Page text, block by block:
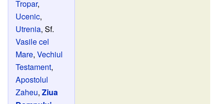
Tropar,
Ucenic,
Utrenia, Sf.
Vasile cel
Mare,Vechiul
Testament,
Apostolul
Zaheu,Ziua